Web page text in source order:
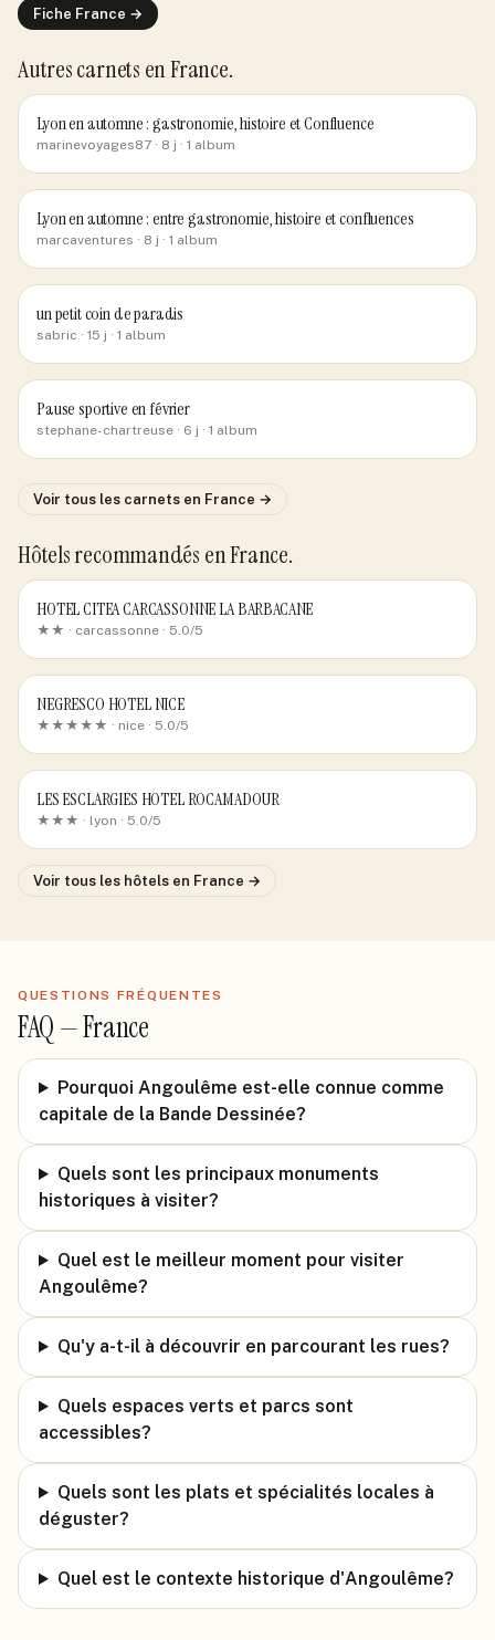
Fiche France →
Autres carnets en France.
Lyon en automne : gastronomie, histoire et Confluence
marinevoyages87 · 8 j · 1 album
Lyon en automne : entre gastronomie, histoire et confluences
marcaventures · 8 j · 1 album
un petit coin de paradis
sabric · 15 j · 1 album
Pause sportive en février
stephane-chartreuse · 6 j · 1 album
Voir tous les carnets en France →
Hôtels recommandés en France.
HOTEL CITEA CARCASSONNE LA BARBACANE
★★ · carcassonne · 5.0/5
NEGRESCO HOTEL NICE
★★★★★ · nice · 5.0/5
LES ESCLARGIES HOTEL ROCAMADOUR
★★★ · lyon · 5.0/5
Voir tous les hôtels en France →
QUESTIONS FRÉQUENTES
FAQ —France
Pourquoi Angoulême est-elle connue comme
capitale de la Bande Dessinée?
Quels sont les principaux monuments
historiques à visiter?
Quel est le meilleur moment pour visiter
Angoulême?
Qu'y a-t-il à découvrir en parcourant les rues?
Quels espaces verts et parcs sont
accessibles?
Quels sont les plats et spécialités locales à
déguster?
Quel est le contexte historique d'Angoulême?